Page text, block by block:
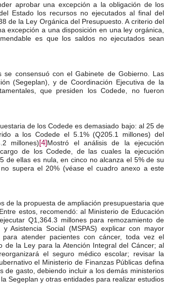
aprobar una excepción a la obligación de los
Estado los recursos no ejecutados al final del
de la Ley Orgánica del Presupuesto. A criterio del
excepción a una disposición en una ley orgánica,
es que los saldos no ejecutados sean
se consensuó con el Gabinete de Gobierno. Las
(Segeplan), y de Coordinación Ejecutiva de la
que presiden los Codede, no fueron
de los Codede es demasiado bajo: al 25 de
a los Codede el 5.1% (Q205.1 millones) del
millones)[4]Mostró el análisis de la ejecución
de los Codede, de las cuales la ejecución
de ellas es nula, en cinco no alcanza el 5% de su
supera el 20% (véase el cuadro anexo a este
de la propuesta de ampliación presupuestaria que
estos, recomendó: al Ministerio de Educación
Q1,364.3 millones para remozamiento de
Asistencia Social (MSPAS) explicar con mayor
atender pacientes con cáncer, toda vez el
de la Ley para la Atención Integral del Cáncer; al
el seguro médico escolar; revisar la
el Ministerio de Finanzas Públicas defina
de gasto, debiendo incluir a los demás ministerios
Segeplan y otras entidades para realizar estudios